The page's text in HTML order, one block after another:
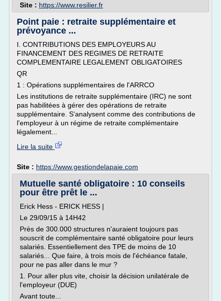
Site : https://www.resilier.fr
Point paie : retraite supplémentaire et
prévoyance ...
I. CONTRIBUTIONS DES EMPLOYEURS AU
FINANCEMENT DES REGIMES DE RETRAITE
COMPLEMENTAIRE LEGALEMENT OBLIGATOIRES
QR
1 : Opérations supplémentaires de l'ARRCO
Les institutions de retraite supplémentaire (IRC) ne sont
pas habilitées à gérer des opérations de retraite
supplémentaire. S'analysent comme des contributions de
l'employeur à un régime de retraite complémentaire
légalement...
Lire la suite
Site : https://www.gestiondelapaie.com
Mutuelle santé obligatoire : 10 conseils
pour être prêt le ...
Erick Hess - ERICK HESS |
Le 29/09/15 à 14H42
Près de 300.000 structures n'auraient toujours pas
souscrit de complémentaire santé obligatoire pour leurs
salariés. Essentiellement des TPE de moins de 10
salariés... Que faire, à trois mois de l'échéance fatale,
pour ne pas aller dans le mur ?
1. Pour aller plus vite, choisir la décision unilatérale de
l'employeur (DUE)
Avant toute...